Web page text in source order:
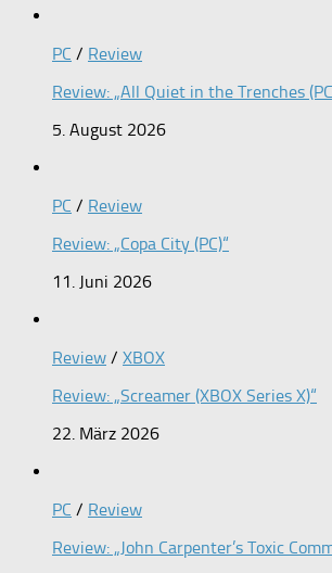
PC / Review
Review: „All Quiet in the Trenches
5. August 2026
PC / Review
Review: „Copa City (PC)“
11. Juni 2026
Review / XBOX
Review: „Screamer (XBOX Series X)“
22. März 2026
PC / Review
Review: „John Carpenter’s Toxic